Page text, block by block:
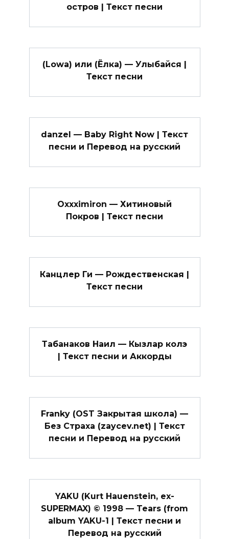
остров | Текст песни
(Lowa) или (Ёлка) — Улыбайся |
Текст песни
danzel — Baby Right Now | Текст
песни и Перевод на русский
Oxxximiron — Хитиновый
Покров | Текст песни
Канцлер Ги — Рождественская |
Текст песни
Табанаков Наил — Кызлар колэ
| Текст песни и Аккорды
Franky (OST Закрытая школа) —
Без Страха (zaycev.net) | Текст
песни и Перевод на русский
YAKU (Kurt Hauenstein, ex-
SUPERMAX) © 1998 — Tears (from
album YAKU-1 | Текст песни и
Перевод на русский